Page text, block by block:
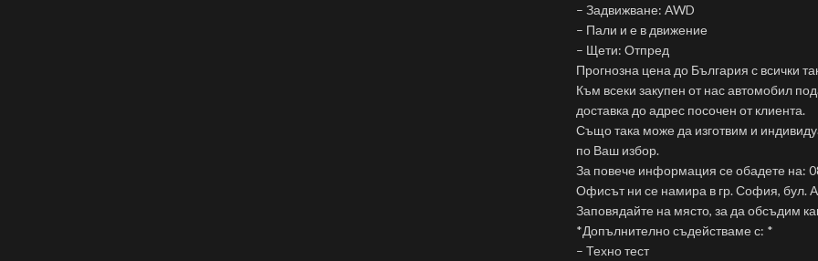
– Задвижване: AWD
– Пали и е в движение
– Щети: Отпред
Прогнозна цена до България с всички
Към всеки закупен от нас автомобил
доставка до адрес посочен от клиента.
Също така може да изготвим и
по Ваш избор.
За повече информация се обадете на:
Офисът ни се намира в гр. София, бул.
Заповядайте на място, за да обсъдим
*Допълнително съдействаме с: *
– Техно тест